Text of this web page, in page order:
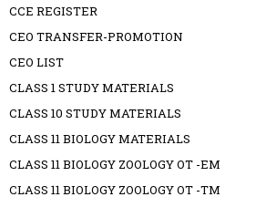
CCE REGISTER
CEO TRANSFER-PROMOTION
CEO LIST
CLASS 1 STUDY MATERIALS
CLASS 10 STUDY MATERIALS
CLASS 11 BIOLOGY MATERIALS
CLASS 11 BIOLOGY ZOOLOGY OT -EM
CLASS 11 BIOLOGY ZOOLOGY OT -TM